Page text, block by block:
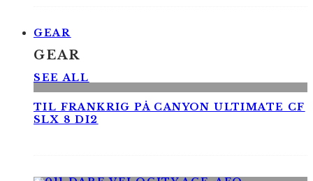
GEAR
GEAR
SEE ALL
TIL FRANKRIG PÅ CANYON ULTIMATE CF
SLX 8 DI2